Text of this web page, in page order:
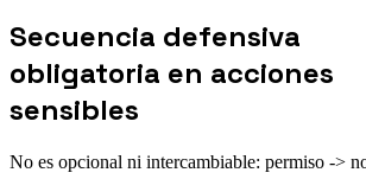
Secuencia defensiva
obligatoria en acciones
sensibles
No es opcional ni intercambiable: permiso ->